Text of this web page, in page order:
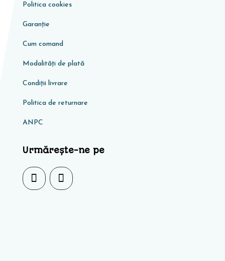
Politica cookies
Garanţie
Cum comand
Modalități de plată
Condiţii livrare
Politica de returnare
ANPC
Urmărește-ne pe